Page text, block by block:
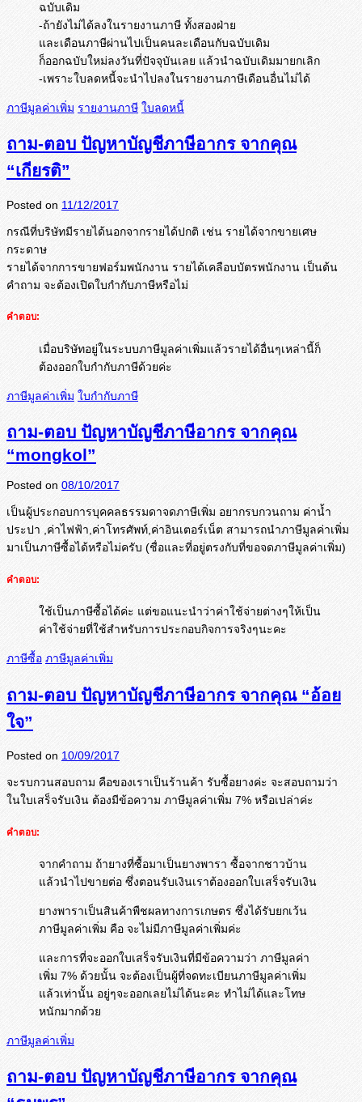
ฉบับเดิม
-ถ้ายังไม่ได้ลงในรายงานภาษี ทั้งสองฝ่าย
และเดือนภาษีผ่านไปเป็นคนละเดือนกับฉบับเดิม
ก็ออกฉบับใหม่ลงวันที่ปัจจุบันเลย แล้วนำฉบับเดิมมายกเลิก
-เพราะใบลดหนี้จะนำไปลงในรายงานภาษีเดือนอื่นไม่ได้
ภาษีมูลค่าเพิ่ม รายงานภาษี ใบลดหนี้
ถาม-ตอบ ปัญหาบัญชีภาษีอากร จากคุณ
“เกียรติ”
Posted on 11/12/2017
กรณีที่บริษัทมีรายได้นอกจากรายได้ปกติ เช่น รายได้จากขายเศษ
กระดาษ
รายได้จากการขายฟอร์มพนักงาน รายได้เคลือบบัตรพนักงาน เป็นต้น
คำถาม จะต้องเปิดใบกำกับภาษีหรือไม่
คำตอบ:
เมื่อบริษัทอยู่ในระบบภาษีมูลค่าเพิ่มแล้วรายได้อื่นๆเหล่านี้ก็
ต้องออกใบกำกับภาษีด้วยค่ะ
ภาษีมูลค่าเพิ่ม ใบกำกับภาษี
ถาม-ตอบ ปัญหาบัญชีภาษีอากร จากคุณ
“mongkol”
Posted on 08/10/2017
เป็นผู้ประกอบการบุคคลธรรมดาจดภาษีเพิ่ม อยากรบกวนถาม ค่าน้ำ
ประปา ,ค่าไฟฟ้า,ค่าโทรศัพท์,ค่าอินเตอร์เน็ต สามารถนำภาษีมูลค่าเพิ่ม
มาเป็นภาษีซื้อได้หรือไม่ครับ (ชื่อและที่อยู่ตรงกับที่ขอจดภาษีมูลค่าเพิ่ม)
คำตอบ:
ใช้เป็นภาษีซื้อได้ค่ะ แต่ขอแนะนำว่าค่าใช้จ่ายต่างๆให้เป็น
ค่าใช้จ่ายที่ใช้สำหรับการประกอบกิจการจริงๆนะคะ
ภาษีซื้อ ภาษีมูลค่าเพิ่ม
ถาม-ตอบ ปัญหาบัญชีภาษีอากร จากคุณ “อ้อย
ใจ”
Posted on 10/09/2017
จะรบกวนสอบถาม คือของเราเป็นร้านค้า รับซื้อยางค่ะ จะสอบถามว่า
ในใบเสร็จรับเงิน ต้องมีข้อความ ภาษีมูลค่าเพิ่ม 7% หรือเปล่าค่ะ
คำตอบ:
จากคำถาม ถ้ายางที่ซื้อมาเป็นยางพารา ซื้อจากชาวบ้าน
แล้วนำไปขายต่อ ซึ่งตอนรับเงินเราต้องออกใบเสร็จรับเงิน
ยางพาราเป็นสินค้าพืชผลทางการเกษตร ซึ่งได้รับยกเว้น
ภาษีมูลค่าเพิ่ม คือ จะไม่มีภาษีมูลค่าเพิ่มค่ะ
และการที่จะออกใบเสร็จรับเงินที่มีข้อความว่า ภาษีมูลค่า
เพิ่ม 7% ด้วยนั้น จะต้องเป็นผู้ที่จดทะเบียนภาษีมูลค่าเพิ่ม
แล้วเท่านั้น อยู่ๆจะออกเลยไม่ได้นะคะ ทำไม่ได้และโทษ
หนักมากด้วย
ภาษีมูลค่าเพิ่ม
ถาม-ตอบ ปัญหาบัญชีภาษีอากร จากคุณ